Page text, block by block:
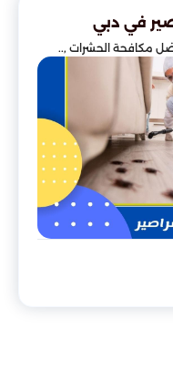
في دبي
مكافحة الحشرات ,..